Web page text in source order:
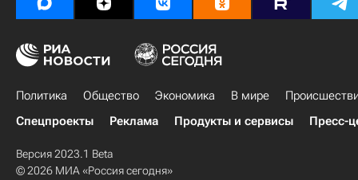
Политика Общество Экономика В мире
Спецпроекты
Реклама Продукты и сервисы Пресс-
Версия 2023.1 Beta
© 2026 МИА «Россия сегодня»